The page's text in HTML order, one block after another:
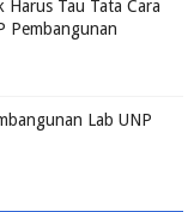
Harus Tau Tata Cara
Pembangunan
Lab UNP